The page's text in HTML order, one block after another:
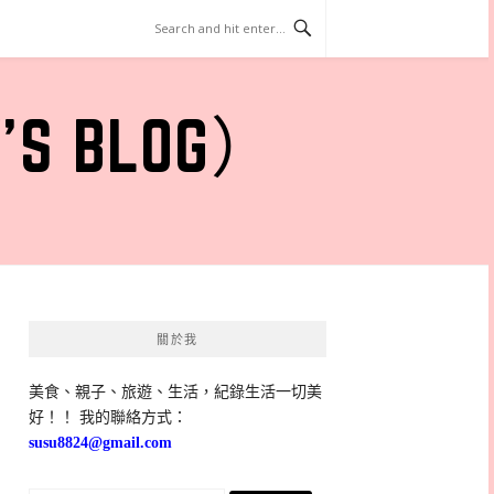
）
關於我
美食、親子、旅遊、生活，紀錄生活一切美
好！！ 我的聯絡方式：
susu8824@gmail.com